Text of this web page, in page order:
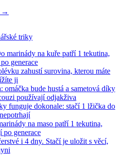
→
triky
marinády na kuře patří 1 tekutina,
generace
zahustí surovina, kterou máte
ji
omáčka bude hustá a sametová díky
používají odjakživa
funguje dokonale: stačí 1 lžička do
na maso patří 1 tekutina,
po generace
i 4 dny. Stačí je uložit s věcí,